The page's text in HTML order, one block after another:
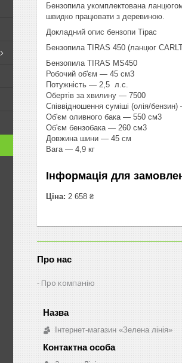
Бензопила укомплектована
швидко працювати з деревиною.
Докладний опис бензопи Тірас
Бензопила TIRAS 450 (ланцюг
Бензопила TIRAS MS450
Робочий об'єм — 45 см3
Потужність — 2,5 л.с.
Обертів за хвилину — 7500
Співвідношення суміші (олія/
Об'єм оливного бака — 550 см3
Об'єм бензобака — 260 см3
Довжина шини — 45 см
Вага — 4,9 кг
Інформація для
Ціна: 2 658 ₴
Про нас
Про компанію
Інтернет-магазин «Зелена лінія»